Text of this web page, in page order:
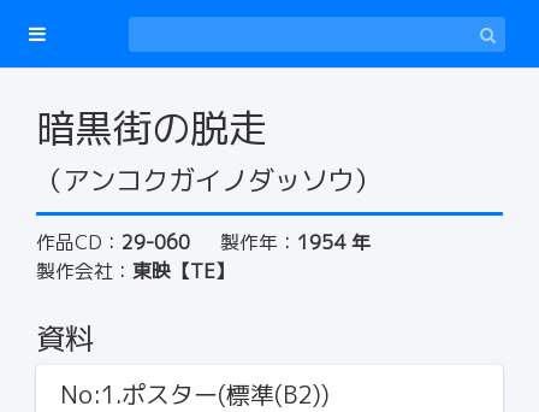
暗黒街の脱走
（アンコクガイノダッソウ）
作品CD： 29-060 製作年： 1954 年
製作会社： 東映【TE】
資料
No:1.ポスター(標準(B2))